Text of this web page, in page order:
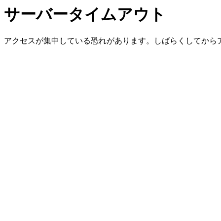
サーバータイムアウト
アクセスが集中している恐れがあります。しばらくしてから